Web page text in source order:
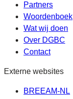
Partners
Woordenboek
Wat wij doen
Over DGBC
Contact
Externe websites
BREEAM-NL